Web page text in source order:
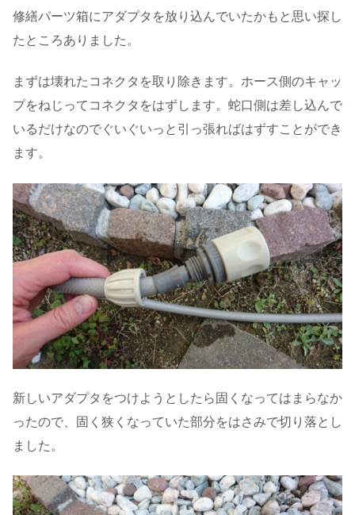
修繕パーツ箱にアダプタを放り込んでいたかもと思い探し
たところありました。
まずは壊れたコネクタを取り除きます。ホース側のキャッ
プをねじってコネクタをはずします。蛇口側は差し込んで
いるだけなのでぐいぐいっと引っ張ればはずすことができ
ます。
新しいアダプタをつけようとしたら固くなってはまらなか
ったので、固く狭くなっていた部分をはさみで切り落とし
ました。